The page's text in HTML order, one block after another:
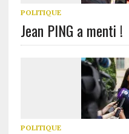
POLITIQUE
Jean PING a menti !
POLITIQUE